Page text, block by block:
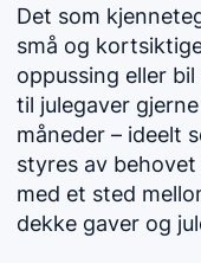
Det som
små og
oppussing eller
til julegaver
måneder – ideelt
styres av
med et sted
dekke gaver og